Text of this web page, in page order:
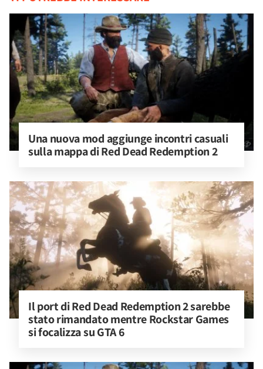
Una nuova mod aggiunge incontri casuali
sulla mappa di Red Dead Redemption 2
Il port di Red Dead Redemption 2 sarebbe
stato rimandato mentre Rockstar Games
si focalizza su GTA 6